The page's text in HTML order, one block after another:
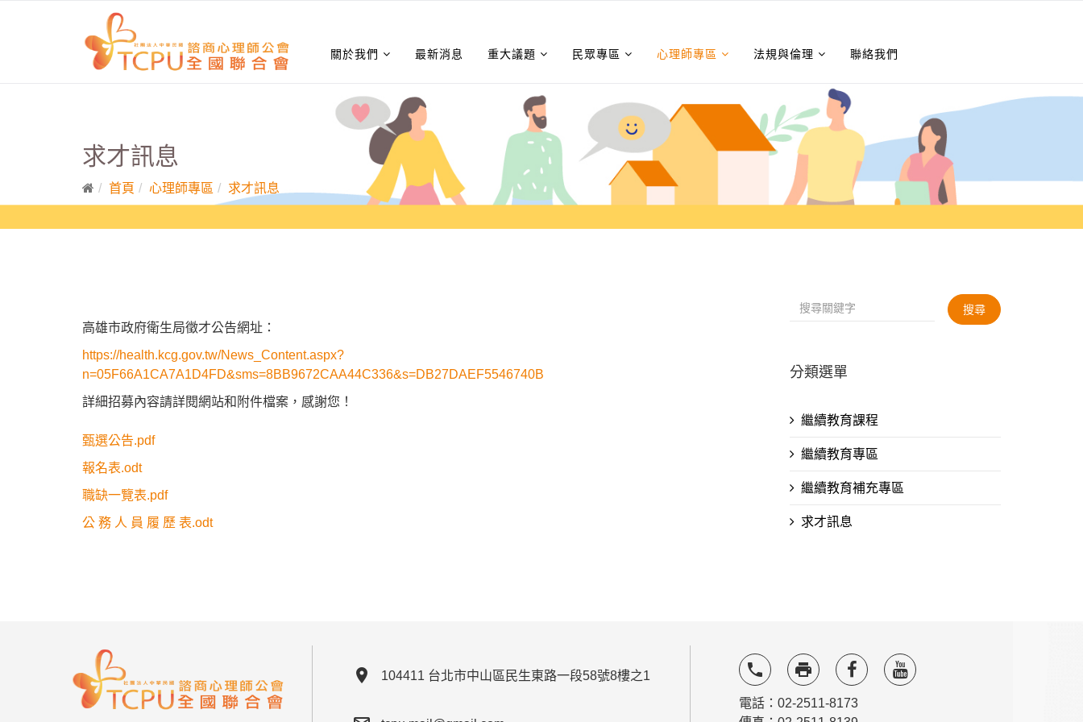
關於我們 最新消息 重大議題 民眾專區 心理師專區 法規與倫理 聯絡我們
求才訊息
首頁 心理師專區 求才訊息
高雄市政府衛生局徵才公告網址：
https://health.kcg.gov.tw/News_Content.aspx?
n=05F66A1CA7A1D4FD&sms=8BB9672CAA44C336&s=DB27DAEF5546740B
詳細招募內容請詳閱網站和附件檔案，感謝您！
甄選公告.pdf
報名表.odt
職缺一覽表.pdf
公 務 人 員 履 歷 表.odt
搜尋
分類選單
繼續教育課程
繼續教育專區
繼續教育補充專區
求才訊息
location_on 104411 台北市中山區民生東路一段58號8樓之1 local_phone local_printshop
電話：02-2511-8173